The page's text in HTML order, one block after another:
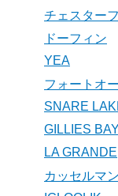
チェスター
ドーフィン
YEA
フォートオ
SNARE
GILLIES BAY
LA GRANDE
カッセルマ